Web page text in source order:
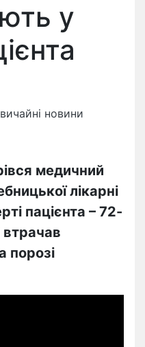
у
новини
медичний
лікарні
пацієнта – 72-
втрачав
порозі